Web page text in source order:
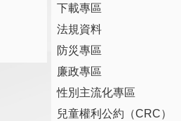
下載專區
法規資料
防災專區
廉政專區
性別主流化專區
兒童權利公約（CRC）